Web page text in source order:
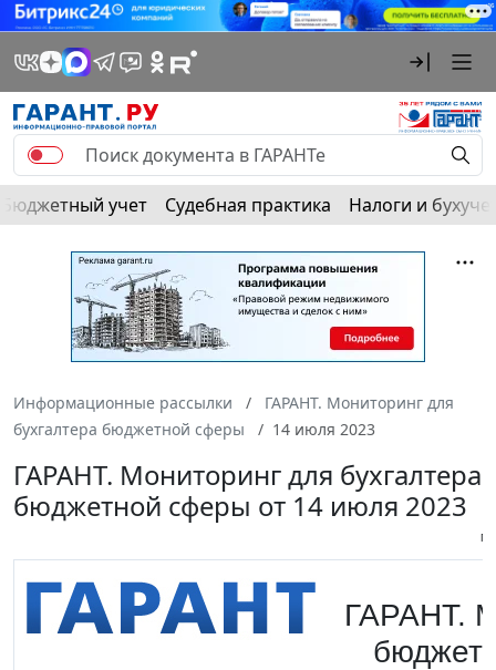
Бюджетный учет Судебная практика Налоги и
Информационные рассылки
ГАРАНТ. Мониторинг для
бухгалтера бюджетной сферы
14 июля 2023
ГАРАНТ. Мониторинг для бухгалтера
бюджетной сферы от 14 июля 2023
ГАРАНТ.